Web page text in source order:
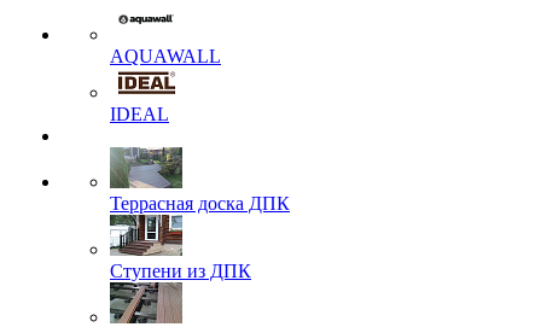
AQUAWALL
IDEAL
Террасная доска ДПК
Ступени из ДПК